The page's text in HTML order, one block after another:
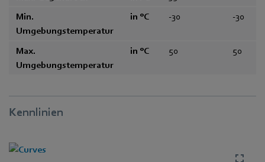
Min.
Umgebungstemperatur
in °C -30 -30
Max.
Umgebungstemperatur
in °C 50 50
Kennlinien